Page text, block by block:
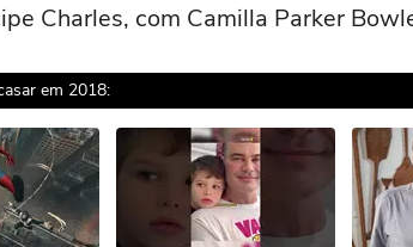
Charles, com Camilla Parker
em 2018: